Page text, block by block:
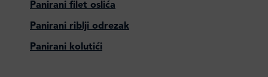
Panirani filet oslića
Panirani riblji odrezak
Panirani kolutići